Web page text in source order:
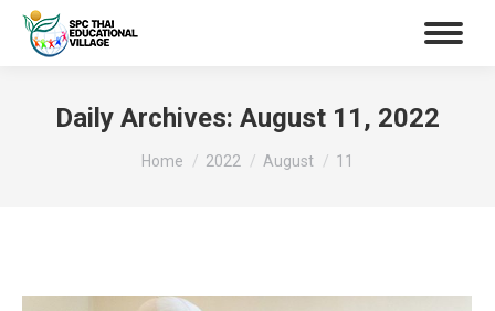
Daily Archives: August 11, 2022
You are here:
Home 2022 August 11